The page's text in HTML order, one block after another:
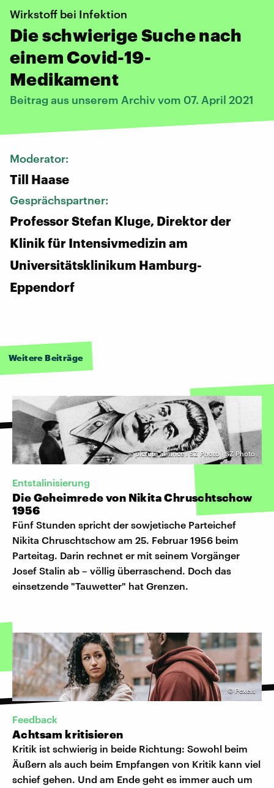
Wirkstoff bei Infektion
Die schwierige Suche nach
einem Covid-19-
Medikament
Beitrag aus unserem Archiv vom 07. April 2021
Moderator:
Till Haase
Gesprächspartner:
Professor Stefan Kluge, Direktor der
Klinik für Intensivmedizin am
Universitätsklinikum Hamburg-
Eppendorf
Weitere Beiträge
©picture alliance I SZ Photo | SZ Photo
Entstalinisierung
Die Geheimrede von Nikita Chruschtschow
1956
Fünf Stunden spricht der sowjetische Parteichef
Nikita Chruschtschow am 25. Februar 1956 beim
Parteitag. Darin rechnet er mit seinem Vorgänger
Josef Stalin ab – völlig überraschend. Doch das
einsetzende "Tauwetter" hat Grenzen.
©Pexels
Feedback
Achtsam kritisieren
Kritik ist schwierig in beide Richtung: Sowohl beim
Äußern als auch beim Empfangen von Kritik kann viel
schief gehen. Und am Ende geht es immer auch um